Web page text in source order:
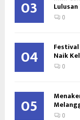
03 0
04 Naik
0
05 0